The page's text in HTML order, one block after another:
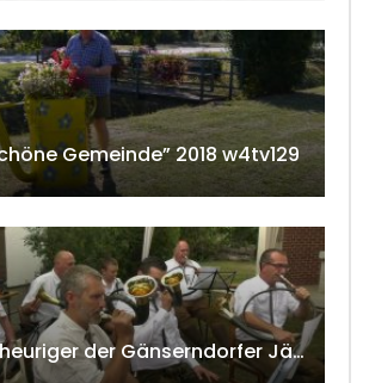
Gemeinde” 2018 w4tv129
11. Jagdheuriger der Gänserndorfer Jäger 2020 w4tv166